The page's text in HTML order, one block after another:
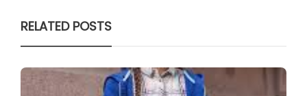
RELATED POSTS